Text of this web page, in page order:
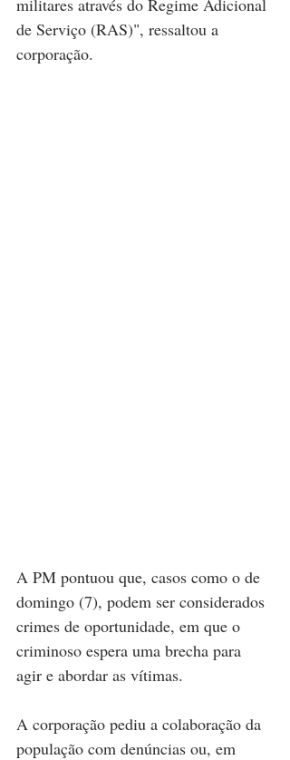
de Serviço (RAS)", ressaltou a
corporação.
A PM pontuou que, casos como o de
domingo (7), podem ser considerados
crimes de oportunidade, em que o
criminoso espera uma brecha para
agir e abordar as vítimas.
A corporação pediu a colaboração da
população com denúncias ou, em